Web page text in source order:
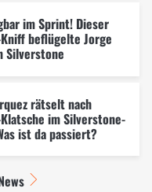
im Sprint! Dieser
beflügelte Jorge
Silverstone
rätselt nach
im Silverstone-
ist da passiert?